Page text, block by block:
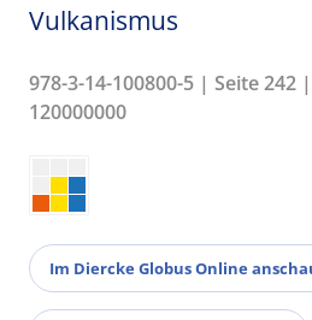
Vulkanismus
978-3-14-100800-5 | Seite
120000000
Im Diercke Globus Online